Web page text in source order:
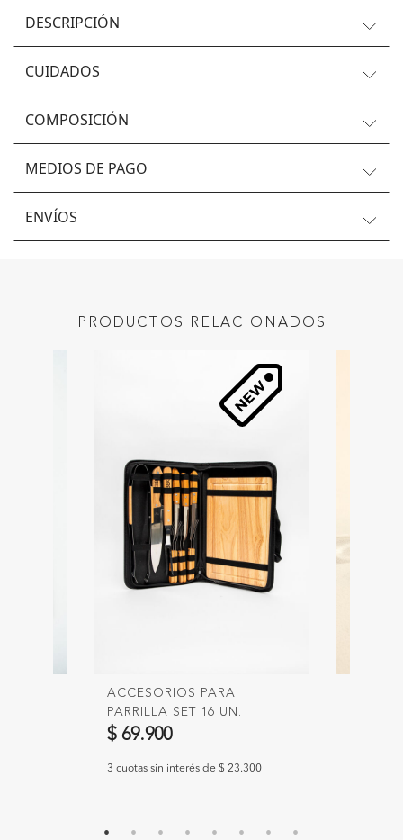
DESCRIPCIÓN
CUIDADOS
COMPOSICIÓN
MEDIOS DE PAGO
ENVÍOS
PRODUCTOS RELACIONADOS
ACCESORIOS PARA
PARRILLA SET 16 UN.
$ 69.900
3 cuotas sin interés de $ 23.300